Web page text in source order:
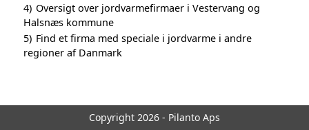
4) Oversigt over jordvarmefirmaer i Vestervang og
Halsnæs kommune
5) Find et firma med speciale i jordvarme i andre
regioner af Danmark
Copyright 2026 - Pilanto Aps